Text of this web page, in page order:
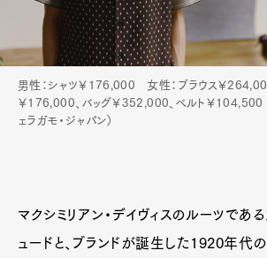
男性：シャツ￥176,000 女性：ブラウス￥
￥176,000、バッグ￥352,000、ベルト￥104,500
ェラガモ・ジャパン）
マクシミリアン・デイヴィスのルーツであ
ュードと、ブランドが誕生した1920年代